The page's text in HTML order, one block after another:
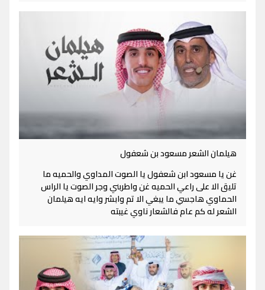
هيلمان الشعر مسعود بن شعفول
غن يا مسعود ابن شعفول يا الصوت المداوي والحميه ما
تليق الا على راعي الحميه غن واطربني وجر الصوت يا الراس
الحماوي هاجسي ما يبغي الا تم وابشر وايه ايه هيلمان
الشعر له كم عام فالشعار ناوي غيبته